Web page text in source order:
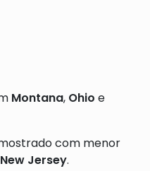
Montana, Ohio e
com menor
New Jersey.